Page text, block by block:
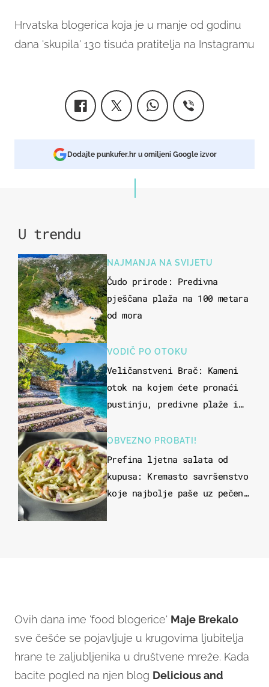
Hrvatska blogerica koja je u manje od godinu
dana 'skupila' 130 tisuća pratitelja na Instagramu
Dodajte punkufer.hr u omiljeni Google izvor
U trendu
NAJMANJA NA SVIJETU
Čudo prirode: Predivna
pješčana plaža na 100 metara
od mora
VODIČ PO OTOKU
Veličanstveni Brač: Kameni
otok na kojem ćete pronaći
pustinju, predivne plaže i
OBVEZNO PROBATI!
Prefina ljetna salata od
kupusa: Kremasto savršenstvo
koje najbolje paše uz pečeno
Ovih dana ime 'food blogerice' Maje Brekalo
sve češće se pojavljuje u krugovima ljubitelja
hrane te zaljubljenika u društvene mreže. Kada
bacite pogled na njen blog Delicious and